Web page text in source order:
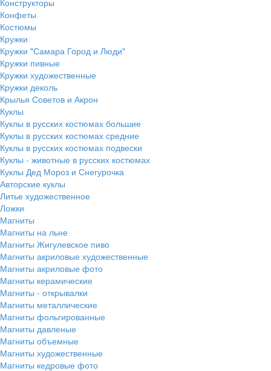
Конфеты
Костюмы
Кружки
Кружки "Самара Город и Люди"
Кружки пивные
Кружки художественные
Кружки деколь
Крылья Советов и Акрон
Куклы
Куклы в русских костюмах большие
Куклы в русских костюмах средние
Куклы в русских костюмах подвески
Куклы - животные в русских костюмах
Куклы Дед Мороз и Снегурочка
Авторские куклы
Литье художественное
Ложки
Магниты
Магниты на льне
Магниты Жигулевское пиво
Магниты акриловые художественные
Магниты акриловые фото
Магниты керамические
Магниты - открывалки
Магниты металлические
Магниты фольгированные
Магниты давленые
Магниты объемные
Магниты художественные
Магниты кедровые фото